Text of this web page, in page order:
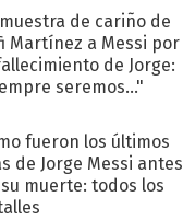
muestra de cariño de
Martínez a Messi por
de Jorge:
seremos..."
fueron los últimos
de Jorge Messi antes
muerte: todos los